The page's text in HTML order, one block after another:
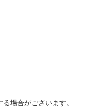
場合がございます。